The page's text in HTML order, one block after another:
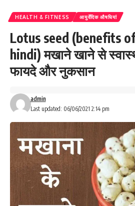
HEALTH & FITNESS आयुर्वेदिक औषधियां
Lotus seed (benefits
hindi) मखाने खाने से
फायदे और नुकसान
Last updated: 06/06/2021 2:14 pm
admin